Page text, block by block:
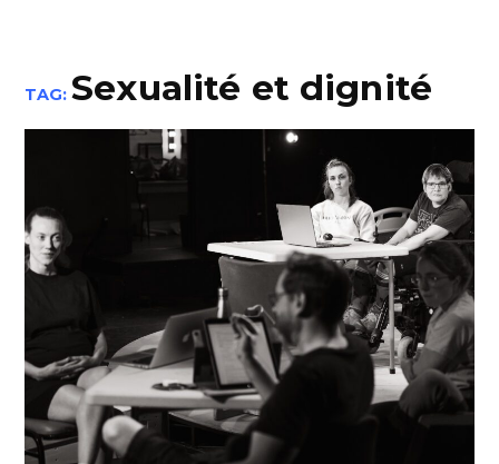
TAG:Sexualité et dignité